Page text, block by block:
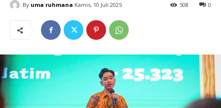
By uma ruhmana Kamis, 10 Juli 2025 0
508